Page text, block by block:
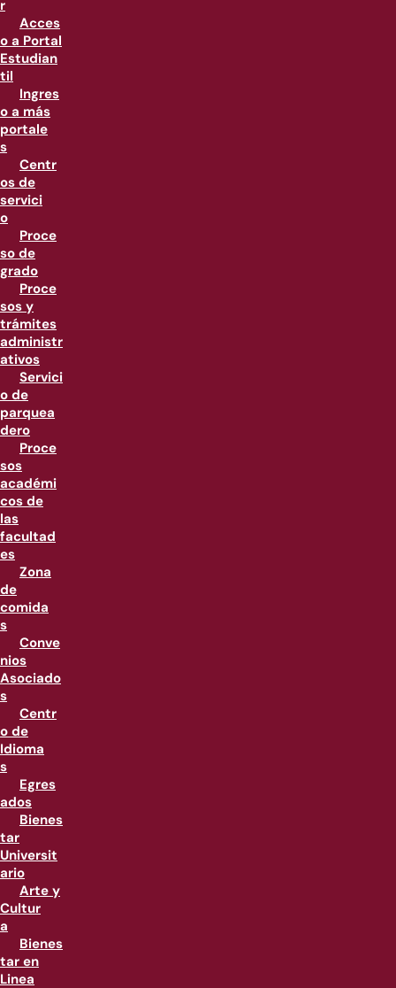
r
Acces
o a Portal
Estudian
til
Ingres
o a más
portale
s
Centr
os de
servici
o
Proce
so de
grado
Proce
sos y
trámites
administr
ativos
Servici
o de
parquea
dero
Proce
sos
académi
cos de
las
facultad
es
Zona
de
comida
s
Conve
nios
Asociado
s
Centr
o de
Idioma
s
Egres
ados
Bienes
tar
Universit
ario
Arte y
Cultur
a
Bienes
tar en
Linea